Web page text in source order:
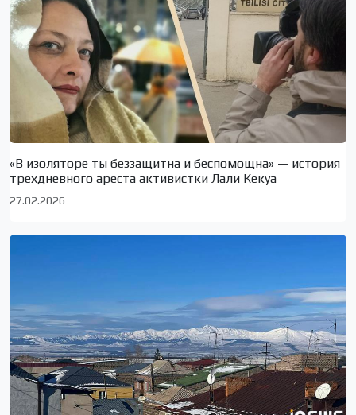
«В изоляторе ты беззащитна и беспомощна» — история
трехдневного ареста активистки Лали Кекуа
27.02.2026